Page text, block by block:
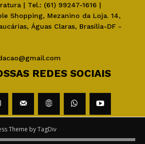
| Tel.: (61) 99247-1616 |
Shopping, Mezanino da Loja. 14,
Águas Claras, Brasília-DF -
REDES SOCIAIS
Theme by TagDiv